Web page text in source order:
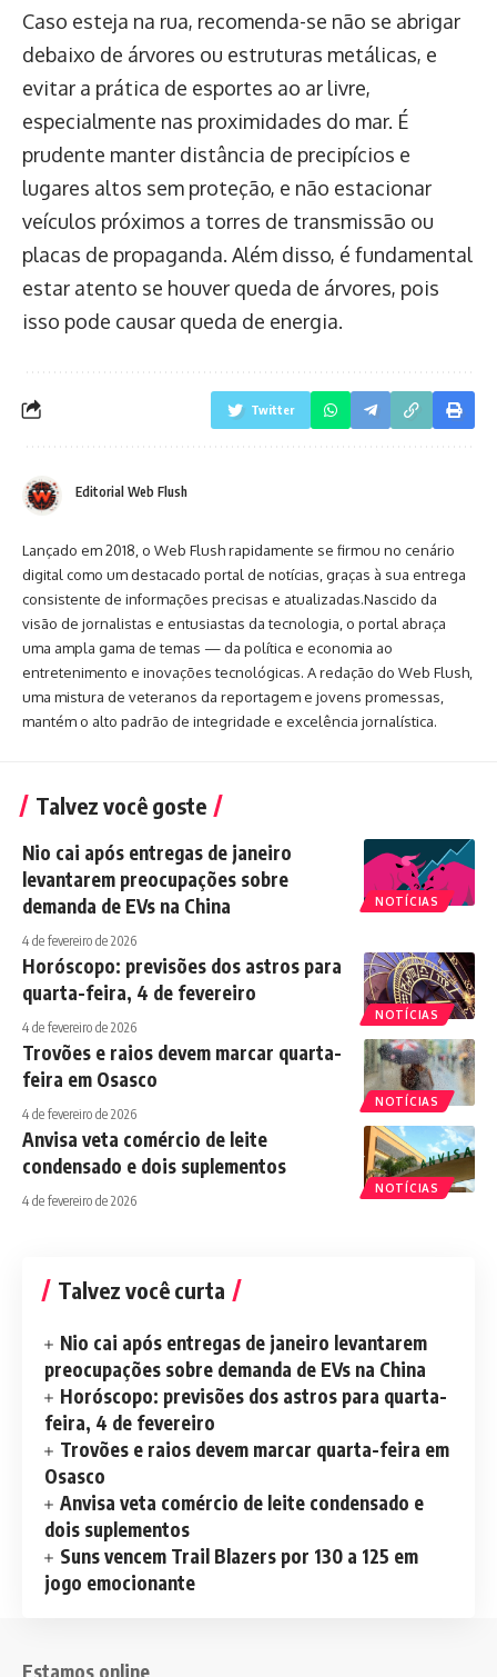
Caso esteja na rua, recomenda-se não se abrigar
debaixo de árvores ou estruturas metálicas, e
evitar a prática de esportes ao ar livre,
especialmente nas proximidades do mar. É
prudente manter distância de precipícios e
lugares altos sem proteção, e não estacionar
veículos próximos a torres de transmissão ou
placas de propaganda. Além disso, é fundamental
estar atento se houver queda de árvores, pois
isso pode causar queda de energia.
Twitter
Editorial Web Flush
Lançado em 2018, o Web Flush rapidamente se firmou no cenário
digital como um destacado portal de notícias, graças à sua entrega
consistente de informações precisas e atualizadas.Nascido da
visão de jornalistas e entusiastas da tecnologia, o portal abraça
uma ampla gama de temas — da política e economia ao
entretenimento e inovações tecnológicas. A redação do Web Flush,
uma mistura de veteranos da reportagem e jovens promessas,
mantém o alto padrão de integridade e excelência jornalística.
Talvez você goste
NOTÍCIAS
Nio cai após entregas de janeiro
levantarem preocupações sobre
demanda de EVs na China
4 de fevereiro de 2026
NOTÍCIAS
Horóscopo: previsões dos astros para
quarta-feira, 4 de fevereiro
4 de fevereiro de 2026
NOTÍCIAS
Trovões e raios devem marcar quarta-
feira em Osasco
4 de fevereiro de 2026
NOTÍCIAS
Anvisa veta comércio de leite
condensado e dois suplementos
4 de fevereiro de 2026
Talvez você curta
Nio cai após entregas de janeiro levantarem
preocupações sobre demanda de EVs na China
Horóscopo: previsões dos astros para quarta-
feira, 4 de fevereiro
Trovões e raios devem marcar quarta-feira em
Osasco
Anvisa veta comércio de leite condensado e
dois suplementos
Suns vencem Trail Blazers por 130 a 125 em
jogo emocionante
Estamos online